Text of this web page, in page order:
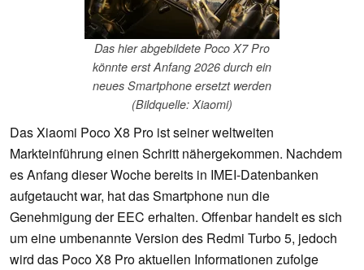
Das hier abgebildete Poco X7 Pro
könnte erst Anfang 2026 durch ein
neues Smartphone ersetzt werden
(Bildquelle: Xiaomi)
Das Xiaomi Poco X8 Pro ist seiner weltweiten
Markteinführung einen Schritt nähergekommen. Nachdem
es Anfang dieser Woche bereits in IMEI-Datenbanken
aufgetaucht war, hat das Smartphone nun die
Genehmigung der EEC erhalten. Offenbar handelt es sich
um eine umbenannte Version des Redmi Turbo 5, jedoch
wird das Poco X8 Pro aktuellen Informationen zufolge